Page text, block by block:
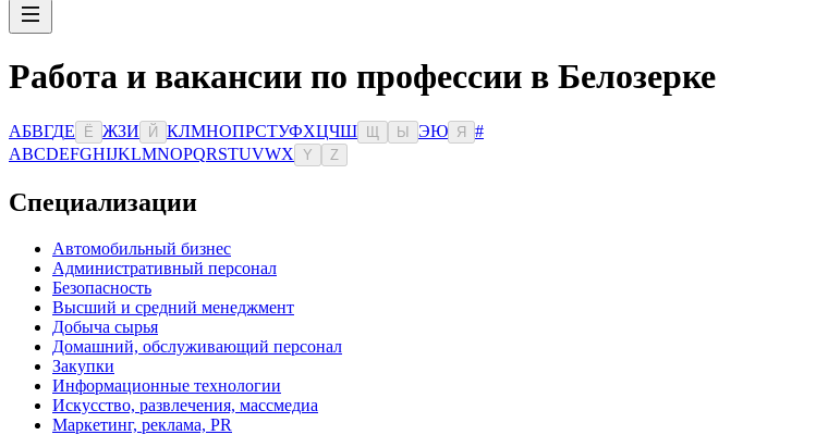
Работа и вакансии по профессии в Белозерке
АБВГДЕ Ё ЖЗИ Й КЛМНОПРСТУФХЦЧШ Ы ЭЮ Я
#
ABCDEFGHIJKLMNOPQRSTUVWX Y Z
Специализации
Автомобильный бизнес
Административный персонал
Безопасность
Высший и средний менеджмент
Добыча сырья
Домашний, обслуживающий персонал
Закупки
Информационные технологии
Искусство, развлечения, массмедиа
Маркетинг, реклама, PR